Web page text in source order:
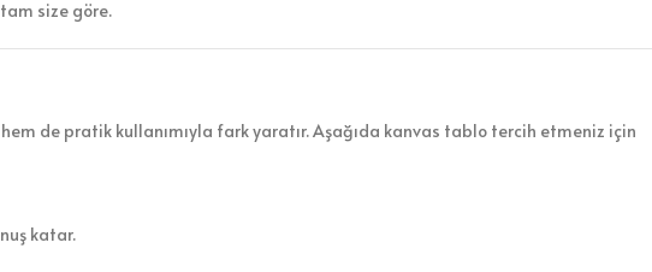
size göre.
de pratik kullanımıyla fark yaratır. Aşağıda kanvas tablo tercih etmeniz için
katar.